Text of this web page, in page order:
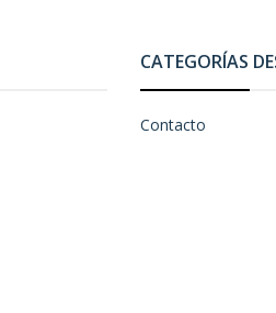
CATEGORÍAS
Contacto